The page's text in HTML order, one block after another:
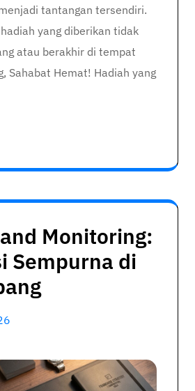
menjadi tantangan tersendiri.
yang diberikan tidak
atau berakhir di tempat
Sahabat Hemat! Hadiah yang
Monitoring:
Sempurna di